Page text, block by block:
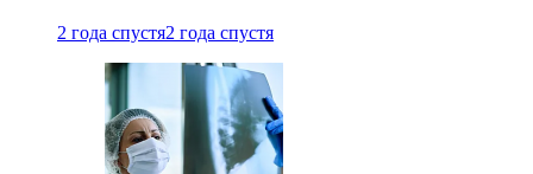
2 года спустя2 года спустя